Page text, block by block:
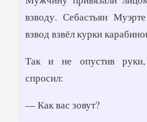
взводу. Себастьян
взвод взвёл курки
Так и не опустив руки,
спросил:
— Как вас зовут?